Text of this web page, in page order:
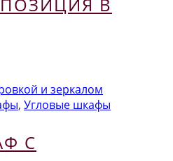
, Угловые шкафы
С